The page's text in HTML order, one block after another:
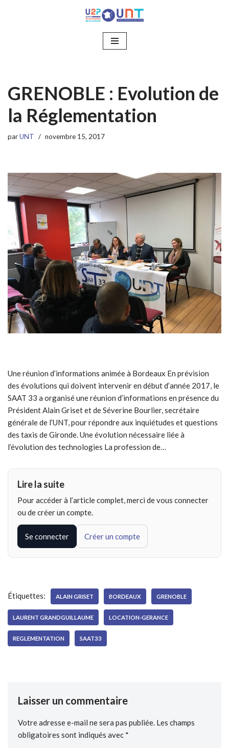
GRENOBLE : Evolution de
la Réglementation
parUNT novembre 15, 2017
Une réunion d’informations animée à Bordeaux En prévision
des évolutions qui doivent intervenir en début d’année 2017, le
SAAT 33 a organisé une réunion d’informations en présence du
Président Alain Griset et de Séverine Bourlier, secrétaire
générale de l’UNT, pour répondre aux inquiétudes et questions
des taxis de Gironde. Une évolution nécessaire liée à
l’évolution des technologies La profession de…
Lire la suite
Pour accéder à l’article complet, merci de vous connecter
ou de créer un compte.
Se connecter Créer un compte
Étiquettes: ALAIN GRISET BORDEAUX GRENOBLE
LAURENT GRANDGUILLAUME LOCATION-GERANCE
REGLEMENTATION SAAT33
Laisser un commentaire
Votre adresse e-mail ne sera pas publiée. Les champs
obligatoires sont indiqués avec *